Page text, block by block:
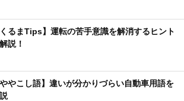
くるまTips】運転の苦手意識を解消するヒント
説！
ややこし語】違いが分かりづらい自動車用語を